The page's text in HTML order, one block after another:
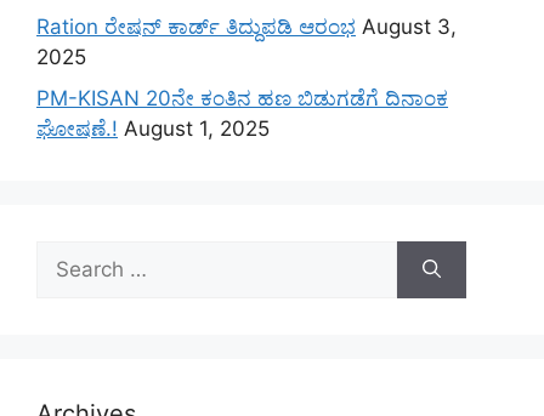
Ration ರೇಷನ್ ಕಾರ್ಡ್ ತಿದ್ದುಪಡಿ ಆರಂಭ August 3,
2025
PM-KISAN 20ನೇ ಕಂತಿನ ಹಣ ಬಿಡುಗಡೆಗೆ ದಿನಾಂಕ
ಘೋಷಣೆ.! August 1, 2025
for: